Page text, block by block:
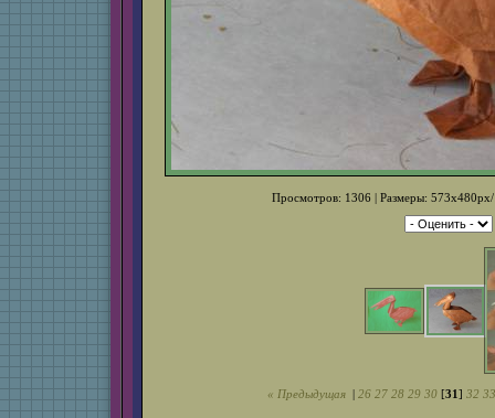
Просмотров: 1306 | Размеры:
« Предыдущая 26 27 28 29 30 [31 ] 32 33